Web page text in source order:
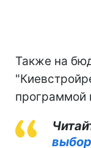
Также на
программой